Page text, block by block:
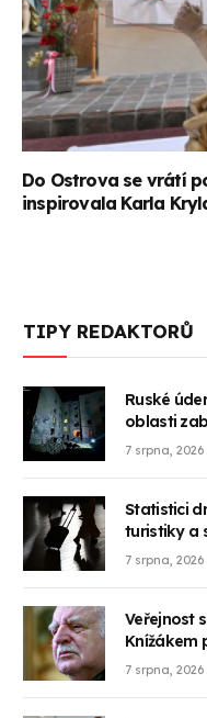
Do Ostrova se vrátí
inspirovala Karla
TIPY REDAKTORŮ
Ruské
oblasti
7 srpna, 2026
Statistici
turistiky a
7 srpna, 2026
Veřejnost
Knížákem
7 srpna, 2026